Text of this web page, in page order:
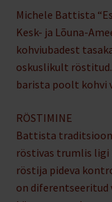
Michele Battista
Kesk- ja Lõuna-
kohviubadest
oskuslikult
barista poolt kohvi
RÖSTIMINE
Battista
röstivas trumlis ligi
röstija pideva
on